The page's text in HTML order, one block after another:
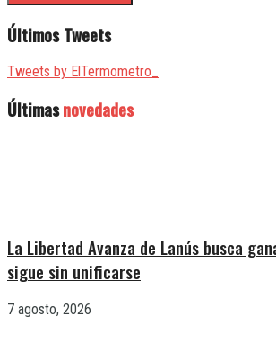
Últimos Tweets
Tweets by ElTermometro_
Últimasnovedades
La Libertad Avanza de Lanús busca
sigue sin unificarse
7 agosto, 2026